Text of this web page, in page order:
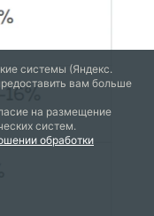
системы (Яндекс.
вам больше
на размещение
систем.
обработки